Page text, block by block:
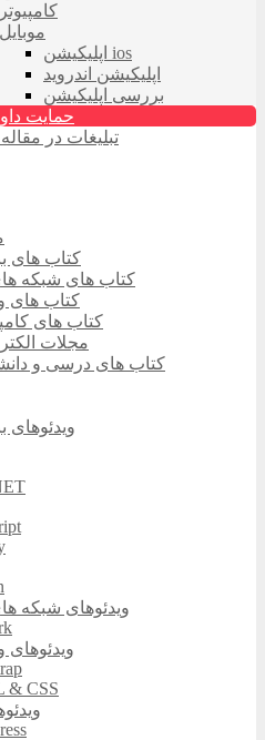
کامپیوتر
موبایل
اپلیکیشن ios
اپلیکیشن اندروید
بررسی اپلیکیشن
حمایت
تبلیغات در
کتاب های
کتاب های شبکه
کتاب های
کتاب های
مجلات
کتاب های درسی و
ویدئوهای
ویدئوهای شبکه
ویدئوهای
& CSS